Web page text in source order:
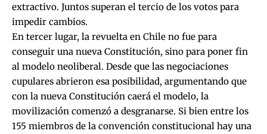
extractivo. Juntos superan el tercio de los votos para
impedir cambios.
En tercer lugar, la revuelta en Chile no fue para
conseguir una nueva Constitución, sino para poner fin
al modelo neoliberal. Desde que las negociaciones
cupulares abrieron esa posibilidad, argumentando que
con la nueva Constitución caerá el modelo, la
movilización comenzó a desgranarse. Si bien entre los
155 miembros de la convención constitucional hay una